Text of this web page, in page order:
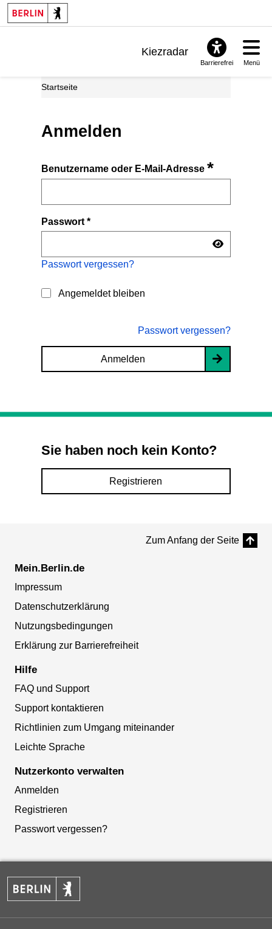
Kiezradar
Barrierefrei Menü
Startseite
Anmelden
Benutzername oder E-Mail-Adresse*
Passwort*
Passwort vergessen?
Angemeldet bleiben
Passwort vergessen?
Anmelden
Sie haben noch kein Konto?
Registrieren
Zum Anfang der Seite
Mein.Berlin.de
Impressum
Datenschutzerklärung
Nutzungsbedingungen
Erklärung zur Barrierefreiheit
Hilfe
FAQ und Support
Support kontaktieren
Richtlinien zum Umgang miteinander
Leichte Sprache
Nutzerkonto verwalten
Anmelden
Registrieren
Passwort vergessen?